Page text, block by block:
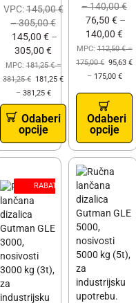
VPC:145,00€
–305,00€
145,00 €–
305,00 €
MPC:181,25€–
381,25€ 181,25 €
– 381,25 €
Odaberi
opcije
–140,00€
76,50 €–
140,00 €
MPC:112,50€–
175,00€ 95,63 €
– 175,00 €
Odaberi
opcije
RABATT